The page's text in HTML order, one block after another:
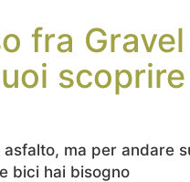
fra
ma per andare
bici hai bisogno